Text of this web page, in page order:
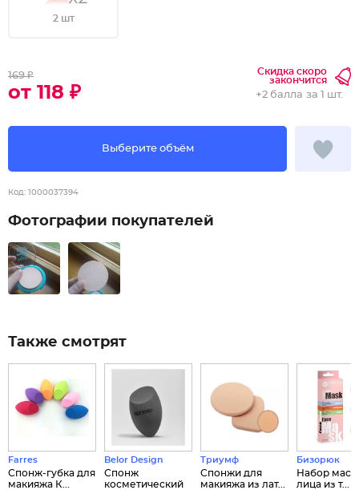
2 шт
169 ₽
от 118 ₽
Скидка скоро
закончится
Выберите объём
+2 балла за 1 шт.
Код: 1000037394
Фотографии покупателей
Также смотрят
Farres
Спонж-губка для
макияжа К...
Belor Design
Спонж
косметический
Триумф
Спонжи для
макияжа из лат...
Бизорюк
Набор
лица из т...